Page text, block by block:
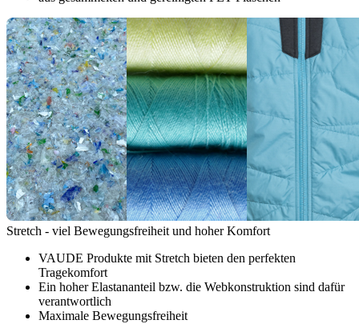
Stretch - viel Bewegungsfreiheit und hoher Komfort
VAUDE Produkte mit Stretch bieten den perfekten
Tragekomfort
Ein hoher Elastananteil bzw. die Webkonstruktion sind dafür
verantwortlich
Maximale Bewegungsfreiheit